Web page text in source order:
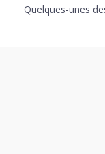
Quelques-unes